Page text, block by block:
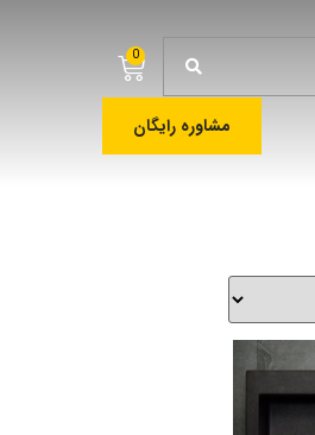
0
مشاوره رایگان